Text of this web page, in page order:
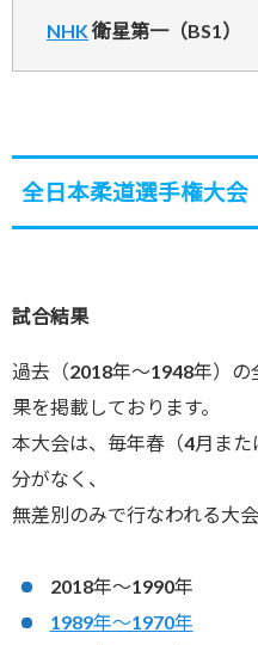
NHK衛星第一（BS1）
全日本柔道選手権大
試合結果
過去（2018年～1948年）
果を掲載しております。
本大会は、毎年春（4月ま
分がなく、
無差別のみで行なわれる大会
2018年～1990年
1989年～1970年